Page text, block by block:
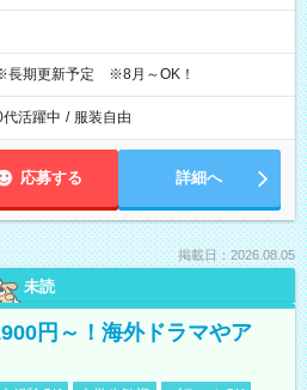
期更新予定 ※8月～OK！
活躍中 / 服装自由
応募する 詳細へ
掲載日：2026.08.05
未読
円～！海外ドラマやア